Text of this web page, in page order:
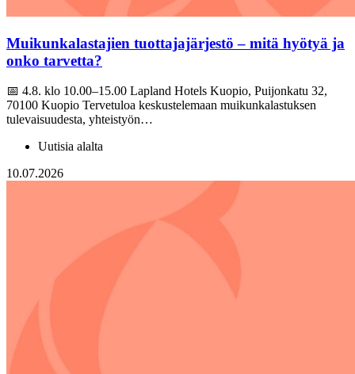
Muikunkalastajien tuottajajärjestö – mitä hyötyä ja
onko tarvetta?
📅 4.8. klo 10.00–15.00 Lapland Hotels Kuopio, Puijonkatu 32,
70100 Kuopio Tervetuloa keskustelemaan muikunkalastuksen
tulevaisuudesta, yhteistyön…
Uutisia alalta
10.07.2026